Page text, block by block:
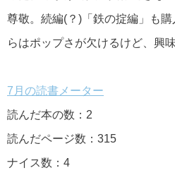
尊敬。続編(？)「鉄の掟編」も
らはポップさが欠けるけど、興
7月の読書メーター
読んだ本の数：2
読んだページ数：315
ナイス数：4